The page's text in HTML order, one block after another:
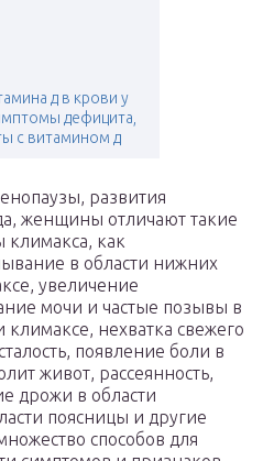
д в крови у
дефицита,
с витамином д
развития
женщины отличают такие
как
в области нижних
увеличение
мочи и частые позывы в
нехватка свежего
появление боли в
живот, рассеянность,
дрожи в области
поясницы и другие
способов для